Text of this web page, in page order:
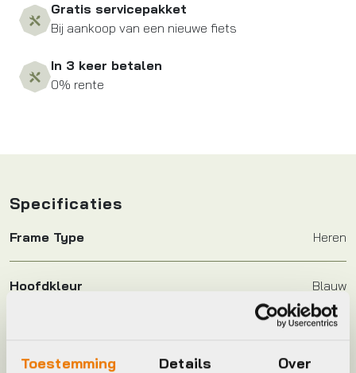
Toestemming Details Over
Gratis servicepakket
Bij aankoop van een nieuwe fiets
In 3 keer betalen
0% rente
Specificaties
Frame Type Heren
Hoofdkleur Blauw